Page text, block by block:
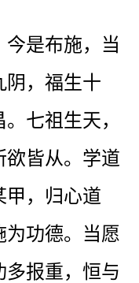
今是布施，当
阴，福生十
七祖生天，
欲皆从。学道
甲，归心道
为功德。当愿
多报重，恒与